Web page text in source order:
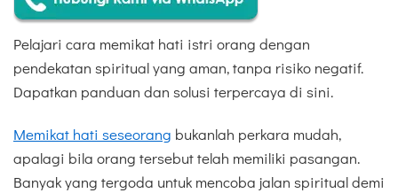
Pelajari cara memikat hati istri orang dengan
pendekatan spiritual yang aman, tanpa risiko negatif.
Dapatkan panduan dan solusi terpercaya di sini.
Memikat hati seseorang bukanlah perkara mudah,
apalagi bila orang tersebut telah memiliki pasangan.
Banyak yang tergoda untuk mencoba jalan spiritual demi